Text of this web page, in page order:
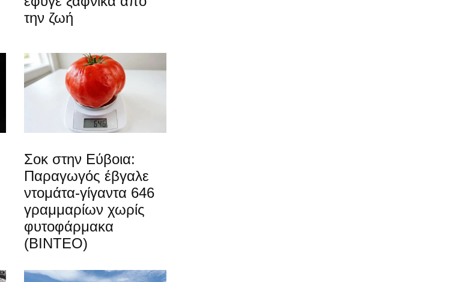
την ζωή
Σοκ στην Εύβοια:
Παραγωγός έβγαλε
ντομάτα-γίγαντα 646
γραμμαρίων χωρίς
φυτοφάρμακα
(ΒΙΝΤΕΟ)